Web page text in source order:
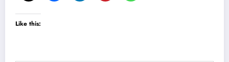
Like this: